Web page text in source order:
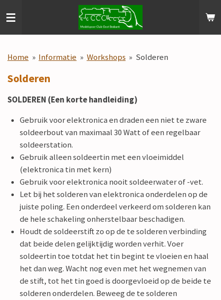
direct
naar
hoofdinhoud
Home » Informatie » Workshops » Solderen
Solderen
SOLDEREN (Een korte handleiding)
Gebruik voor elektronica en draden een niet te zware
soldeerbout van maximaal 30 Watt of een regelbaar
soldeerstation.
Gebruik alleen soldeertin met een vloeimiddel
(elektronica tin met kern)
Gebruik voor elektronica nooit soldeerwater of -vet.
Let bij het solderen van elektronica onderdelen op de
juiste poling. Een onderdeel verkeerd om solderen kan
de hele schakeling onherstelbaar beschadigen.
Houdt de soldeerstift zo op de te solderen verbinding
dat beide delen gelijktijdig worden verhit. Voer
soldeertin toe totdat het tin begint te vloeien en haal
het dan weg. Wacht nog even met het wegnemen van
de stift, tot het tin goed is doorgevloeid op de beide te
solderen onderdelen. Beweeg de te solderen